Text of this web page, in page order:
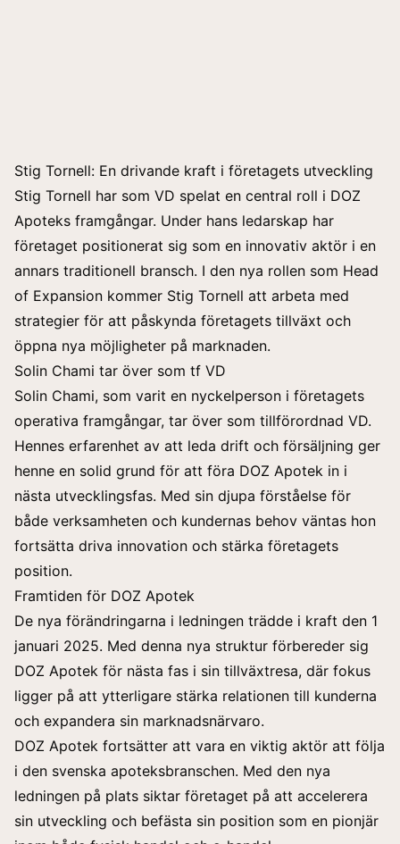
Stig Tornell: En drivande kraft i företagets utveckling
Stig Tornell har som VD spelat en central roll i DOZ
Apoteks framgångar. Under hans ledarskap har
företaget positionerat sig som en innovativ aktör i en
annars traditionell bransch. I den nya rollen som Head
of Expansion kommer Stig Tornell att arbeta med
strategier för att påskynda företagets tillväxt och
öppna nya möjligheter på marknaden.
Solin Chami tar över som tf VD
Solin Chami, som varit en nyckelperson i företagets
operativa framgångar, tar över som tillförordnad VD.
Hennes erfarenhet av att leda drift och försäljning ger
henne en solid grund för att föra DOZ Apotek in i
nästa utvecklingsfas. Med sin djupa förståelse för
både verksamheten och kundernas behov väntas hon
fortsätta driva innovation och stärka företagets
position.
Framtiden för DOZ Apotek
De nya förändringarna i ledningen trädde i kraft den 1
januari 2025. Med denna nya struktur förbereder sig
DOZ Apotek för nästa fas i sin tillväxtresa, där fokus
ligger på att ytterligare stärka relationen till kunderna
och expandera sin marknadsnärvaro.
DOZ Apotek fortsätter att vara en viktig aktör att följa
i den svenska apoteksbranschen. Med den nya
ledningen på plats siktar företaget på att accelerera
sin utveckling och befästa sin position som en pionjär